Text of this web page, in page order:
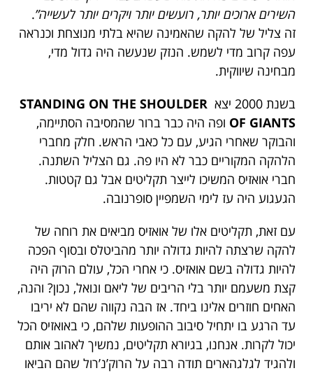
השירים ארוכים יותר, רועשים יותר ויקרים יותר לעשייה”.
זה צליל של להקה שהאמינה שהיא בלתי מנוצחת וכנראה
עפה קרוב מדי לשמש. הנזק שנעשה היה גדול מדי,
מבחינה שיווקית.
בשנת 2000 יצא
STANDING ON THE SHOULDER
OF GIANTS ופה היה כבר ברור שהמסיבה הסתיימה,
והבוקר שאחרי הגיע, עם כל כאבי הראש. חלק מחברי
הלהקה המקוריים כבר לא היו פה. גם הצליל השתנה.
חברי אואזיס המשיכו לייצר תקליטים אבל גם קטטות.
הגעגוע היה עז לימי השמפיין סופרנובה.
עם זאת, תקליטים אלו של אואזיס מביאים את רוחה של
להקה שרצתה להיות גדולה יותר מהביטלס ובסוף הפכה
להיות גדולה בשם אואזיס. כי אחרי הכל, עולם הרוק היה
קצת משעמם יותר בלי הריבים של ליאם ונואל, נכון? והנה,
האחים חוזרים אלינו ביחד. אז הבה נקווה שהם לא יריבו
עד הרגע בו יתחיל סיבוב ההופעות שלהם, כי באואזיס הכל
יכול לקרות. אנחנו, בגיורא תקליטים, נמשיך לאהוב אותם
ולהגיד לגלגהארים תודה רבה על הרוק’נ’רול שהם הביאו